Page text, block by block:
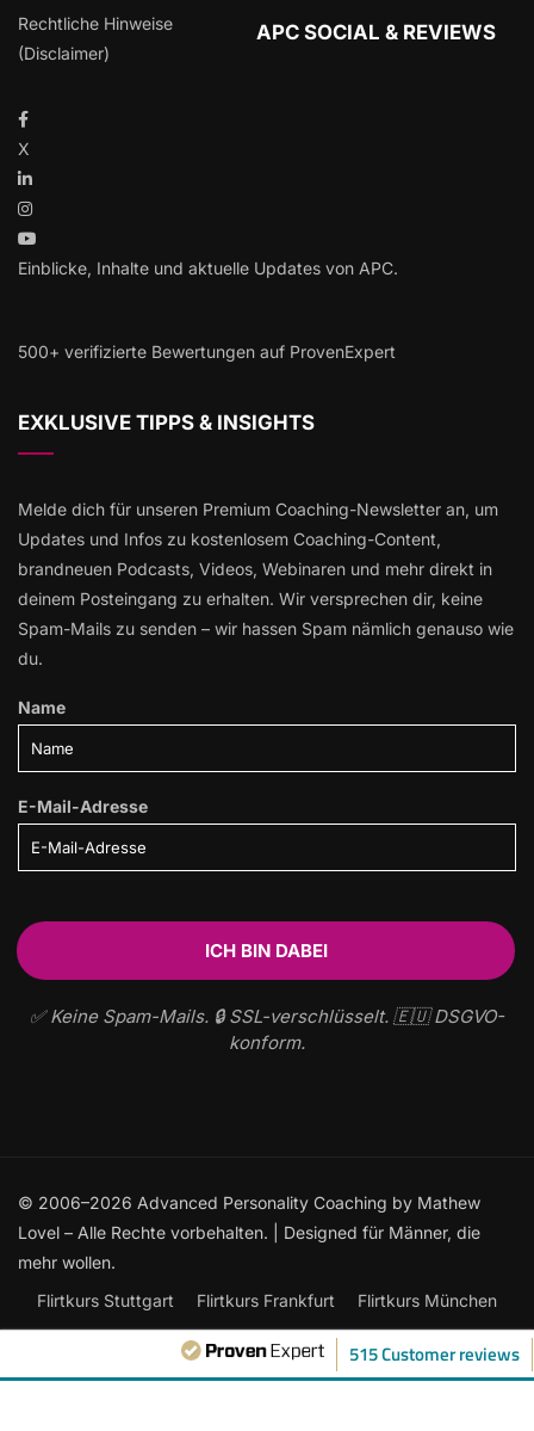
Rechtliche Hinweise
(Disclaimer)
APC SOCIAL & REVIEWS
X
Einblicke, Inhalte und aktuelle Updates von APC.
500+ verifizierte Bewertungen auf ProvenExpert
EXKLUSIVE TIPPS & INSIGHTS
Melde dich für unseren Premium Coaching-Newsletter an, um
Updates und Infos zu kostenlosem Coaching-Content,
brandneuen Podcasts, Videos, Webinaren und mehr direkt in
deinem Posteingang zu erhalten. Wir versprechen dir, keine
Spam-Mails zu senden – wir hassen Spam nämlich genauso wie
du.
Name
E-Mail-Adresse
✅ Keine Spam-Mails. 🔒 SSL-verschlüsselt. 🇪🇺 DSGVO-
konform.
515 Customer reviews
© 2006–2026 Advanced Personality Coaching by Mathew
Lovel – Alle Rechte vorbehalten. | Designed für Männer, die
mehr wollen.
Flirtkurs Stuttgart
Flirtkurs Frankfurt
Flirtkurs München
Flirtkurs Hamburg
Flirtkurs Berlin
Frauen ansprechen: Der ultimative Leitfaden